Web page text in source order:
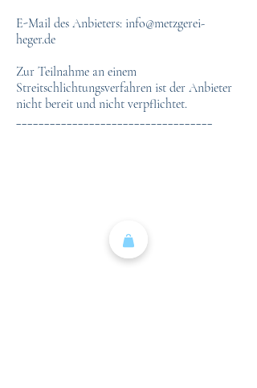
E-Mail des Anbieters: info@metzgerei-
heger.de
Zur Teilnahme an einem
Streitschlichtungsverfahren ist der Anbieter
nicht bereit und nicht verpflichtet.
___________________________________
Hindenburgstraße 22